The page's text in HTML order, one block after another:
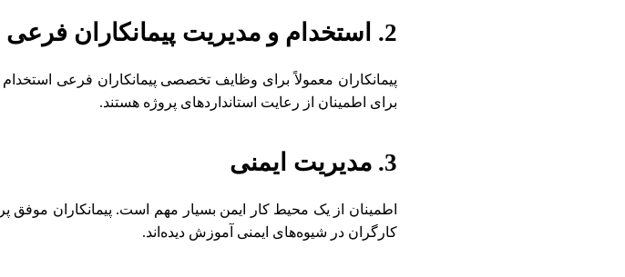
2. استخدام و مدیریت پیمانکاران فرعی
پیمانکاران معمولاً برای وظایف تخصصی پیمانکاران فرعی
برای اطمینان از رعایت استانداردهای پروژه هستند.
3. مدیریت ایمنی
اطمینان از یک محیط کار ایمن بسیار مهم است. پیمانکاران موفق
کارگران در شیوه‌های ایمنی آموزش دیده‌اند.